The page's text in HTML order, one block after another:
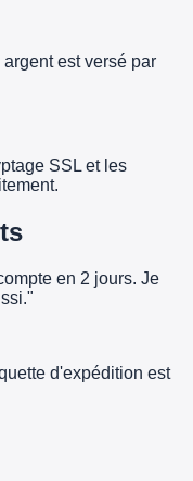
est versé par
SSL et les
en 2 jours. Je
d'expédition est